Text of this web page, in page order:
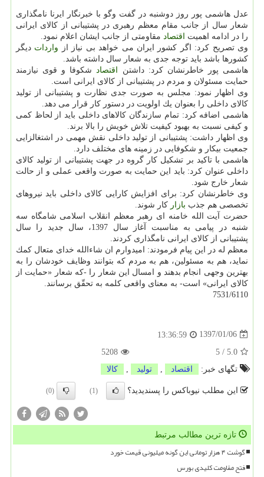
عدل هاشمی پور روز دوشنبه در گفت وگو با خبرنگار ایرنا نامگذاری
شعار سال از جانب مقام معظم رهبری در پشتیبانی از كالای ایرانی
را در ادامه اهمیت اقتصاد مقاومتی از جانب ایشان اعلام نمود.
وی تصریح كرد: اگر كشور ایران می خواهد بی نیاز از واردات دیگر
كشورها باشد باید توجه جدی به شعار سال داشته باشد.
هاشمی پور خاطرنشان كرد: داشتن اقتصاد
شكوفا و قوی نیازمند
حمایت مسئولان و مردم در پشتیبانی از كالای ایرانی است.
وی اظهار نمود: مجلس به صورت جدی نظارت و پشتیبانی از تولید
كالای داخلی را بعنوان یك اولویت در دستور كار قرار می دهد.
هاشمی اضافه كرد: تمام سازندگان كالاهای داخلی باید از لحاظ كمی
و كیفی نسبت به بهبود كیفیت تلاش خویش را بالا برند.
وی اظهار داشت: پشتیبانی از تولید داخلی نقش مهمی در اشتغالزایی
جمعیت بیكار و شكوفایی در زمینه های مختلف دارد.
هاشمی با تاكید بر تشكیل كار گروه در جهت پشتیبانی از تولید كالای
داخلی عنوان كرد: باید این حمایت به صورت واقعی عملی و از حالت
شعار خارج شود.
وی خاطرنشان كرد: برای افزایش كارایی كالای داخلی باید نیروهای
تخصصی هم جذب بازار كار شوند.
حضرت آیت الله خامنه ای رهبر معظم انقلاب اسلامی شامگاه سه
شنبه در پیامی به مناسبت آغاز سال 1397، سال جدید را سال
پشتیبانی از كالای ایرانی نامگذاری كردند.
معظم له در این پیام فرمودند: امیدوارم ان شاءالله خدای متعال كمك
نماید، هم به مسئولین، هم به مردم كه بتوانند وظایف خودشان را به
بهترین وجهی انجام بدهند و امسال این شعار را -كه شعار «حمایت از
كالای ایرانی» است- به معنای واقعی كلمه به تحقّق برسانند.
7531/6110
1397/01/06
13:36:59
5.0
/
5
5208
تگهای خبر:
اقتصاد تولید كالا
این مطلب نیوباکس را پسندیدید؟ (1)
(0)
تازه ترین مطالب مرتبط
گوشت ۴ هزار تومانی این گونه میلیونی قیمت خورد
فتح مقاومت کلیدی بورس